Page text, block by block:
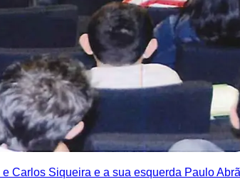
Carlos Siqueira e a sua esquerda Paulo